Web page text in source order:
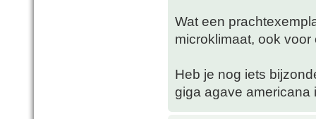
Wat een
microklimaat, ook
Heb je nog iets
giga agave americana